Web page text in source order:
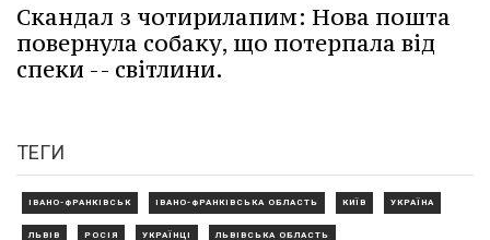
Скандал з чотирилапим: Нова пошта
повернула собаку, що потерпала від
спеки -- світлини.
ТЕГИ
ІВАНО-ФРАНКІВСЬК ІВАНО-ФРАНКІВСЬКА ОБЛАСТЬ КИЇВ УКРАЇНА
ЛЬВІВ РОСІЯ УКРАЇНЦІ ЛЬВІВСЬКА ОБЛАСТЬ